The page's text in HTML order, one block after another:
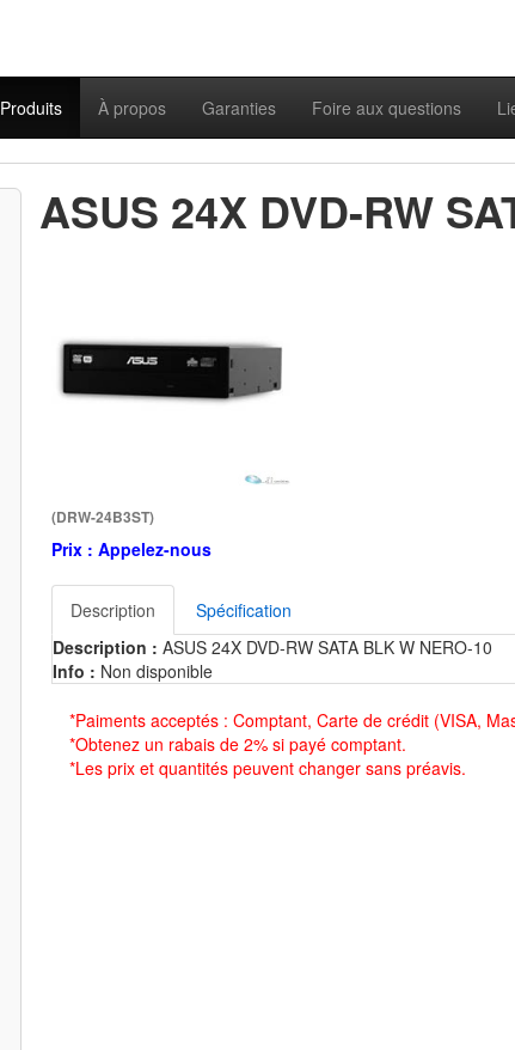
Produits À propos Garanties Foire aux questions
ASUS 24X DVD-RW
(DRW-24B3ST)
Prix : Appelez-nous
Description
Spécification
Description : ASUS 24X DVD-RW SATA BLK W NERO-10
Info : Non disponible
*Paiments acceptés : Comptant, Carte de crédit (VISA,
*Obtenez un rabais de 2% si payé comptant.
*Les prix et quantités peuvent changer sans préavis.